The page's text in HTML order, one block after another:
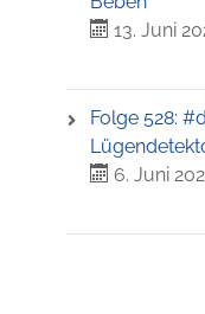
13. Juni
Folge 528:
6. Juni